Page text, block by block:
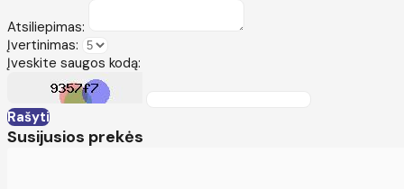
Atsiliepimas:
Įvertinimas:
Įveskite saugos kodą:
Rašyti
Susijusios prekės